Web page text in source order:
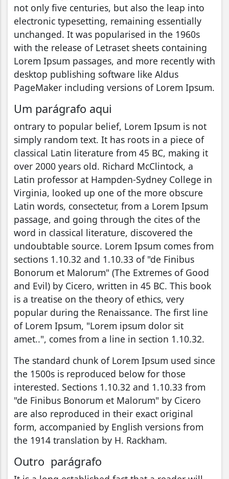
not only five centuries, but also the leap into
electronic typesetting, remaining essentially
unchanged. It was popularised in the 1960s
with the release of Letraset sheets containing
Lorem Ipsum passages, and more recently with
desktop publishing software like Aldus
PageMaker including versions of Lorem Ipsum.
Um parágrafo aqui
ontrary to popular belief, Lorem Ipsum is not
simply random text. It has roots in a piece of
classical Latin literature from 45 BC, making it
over 2000 years old. Richard McClintock, a
Latin professor at Hampden-Sydney College in
Virginia, looked up one of the more obscure
Latin words, consectetur, from a Lorem Ipsum
passage, and going through the cites of the
word in classical literature, discovered the
undoubtable source. Lorem Ipsum comes from
sections 1.10.32 and 1.10.33 of "de Finibus
Bonorum et Malorum" (The Extremes of Good
and Evil) by Cicero, written in 45 BC. This book
is a treatise on the theory of ethics, very
popular during the Renaissance. The first line
of Lorem Ipsum, "Lorem ipsum dolor sit
amet..", comes from a line in section 1.10.32.
The standard chunk of Lorem Ipsum used since
the 1500s is reproduced below for those
interested. Sections 1.10.32 and 1.10.33 from
"de Finibus Bonorum et Malorum" by Cicero
are also reproduced in their exact original
form, accompanied by English versions from
the 1914 translation by H. Rackham.
Outro parágrafo